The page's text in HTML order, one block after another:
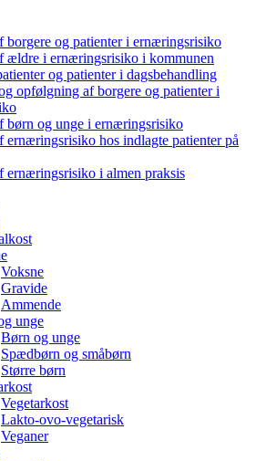
borgere og patienter i ernæringsrisiko
ældre i ernæringsrisiko i kommunen
og patienter i dagsbehandling
opfølgning af borgere og patienter i
børn og unge i ernæringsrisiko
ernæringsrisiko hos indlagte patienter på
ernæringsrisiko i almen praksis
Voksne
Gravide
Ammende
unge
Børn og unge
Spædbørn og småbørn
Større børn
Vegetarkost
Lakto-ovo-vegetarisk
Veganer